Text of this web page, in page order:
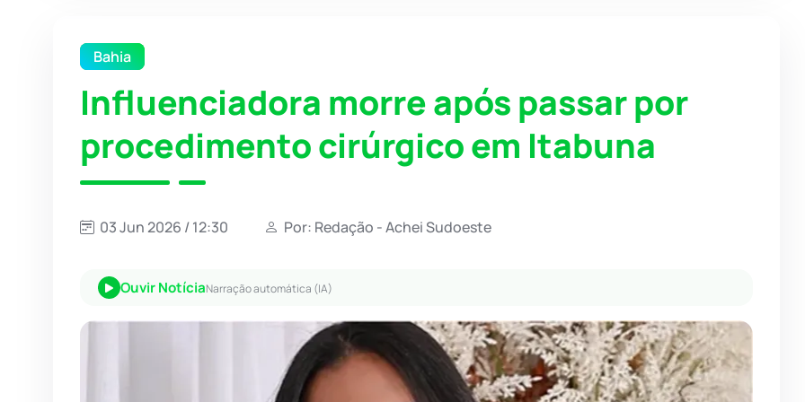
Bahia
Influenciadora morre após passar por
procedimento cirúrgico em Itabuna
03 Jun 2026 / 12:30 Por: Redação - Achei Sudoeste
Ouvir NotíciaNarração automática (IA)